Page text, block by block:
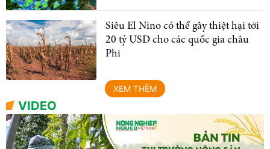
Siêu El Nino có thể gây thiệt hại tới
20 tỷ USD cho các quốc gia châu
Phi
XEM THÊM
VIDEO